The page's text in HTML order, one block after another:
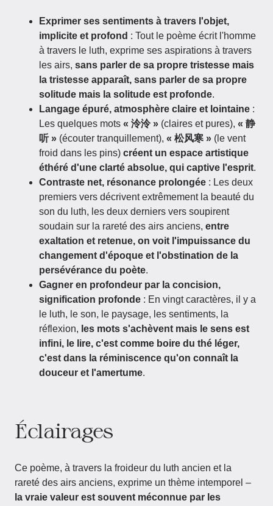
Exprimer ses sentiments à travers l'objet,
implicite et profond : Tout le poème écrit l'homme
à travers le luth, exprime ses aspirations à travers
les airs, sans parler de sa propre tristesse mais
la tristesse apparaît, sans parler de sa propre
solitude mais la solitude est profonde.
Langage épuré, atmosphère claire et lointaine :
Les quelques mots « 泠泠 » (claires et pures), « 静
听 » (écouter tranquillement), « 松风寒 » (le vent
froid dans les pins) créent un espace artistique
éthéré d'une clarté absolue, qui captive l'esprit.
Contraste net, résonance prolongée : Les deux
premiers vers décrivent extrêmement la beauté du
son du luth, les deux derniers vers soupirent
soudain sur la rareté des airs anciens, entre
exaltation et retenue, on voit l'impuissance du
changement d'époque et l'obstination de la
persévérance du poète.
Gagner en profondeur par la concision,
signification profonde : En vingt caractères, il y a
le luth, le son, le paysage, les sentiments, la
réflexion, les mots s'achèvent mais le sens est
infini, le lire, c'est comme boire du thé léger,
c'est dans la réminiscence qu'on connaît la
douceur et l'amertume.
Éclairages
Ce poème, à travers la froideur du luth ancien et la
rareté des airs anciens, exprime un thème intemporel –
la vraie valeur est souvent méconnue par les